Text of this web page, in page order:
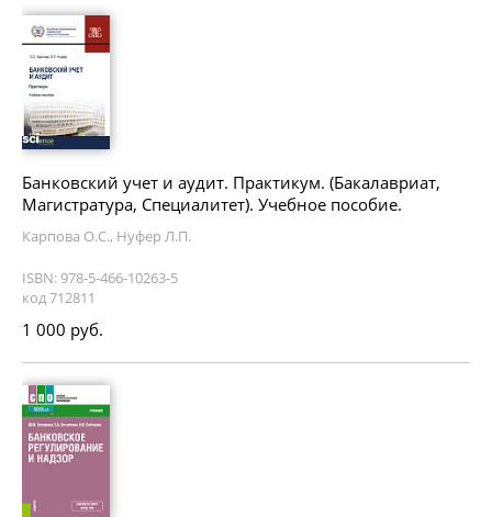
Банковский учет и аудит. Практикум. (Бакалавриат,
Магистратура, Специалитет). Учебное пособие.
Карпова О.С., Нуфер Л.П.
ISBN: 978-5-466-10263-5
код 712811
1 000 руб.